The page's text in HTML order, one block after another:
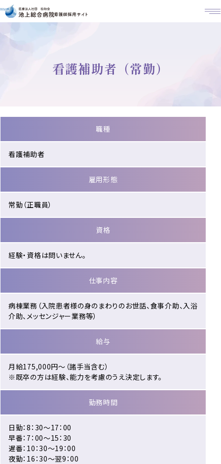
看護補助者（常勤）
職種
看護補助者
雇用形態
常勤（正職員）
資格
経験・資格は問いません。
仕事内容
病棟業務（入院患者様の身のまわりのお世話、食事介助、入浴
介助、メッセンジャー業務等）
給与
月給175,000円～（諸手当含む）
※既卒の方は経験、能力を考慮のうえ決定します。
勤務時間
日勤：8：30～17：00
早番：7：00～15：30
遅番：10：30～19：00
夜勤：16：30～翌9：00